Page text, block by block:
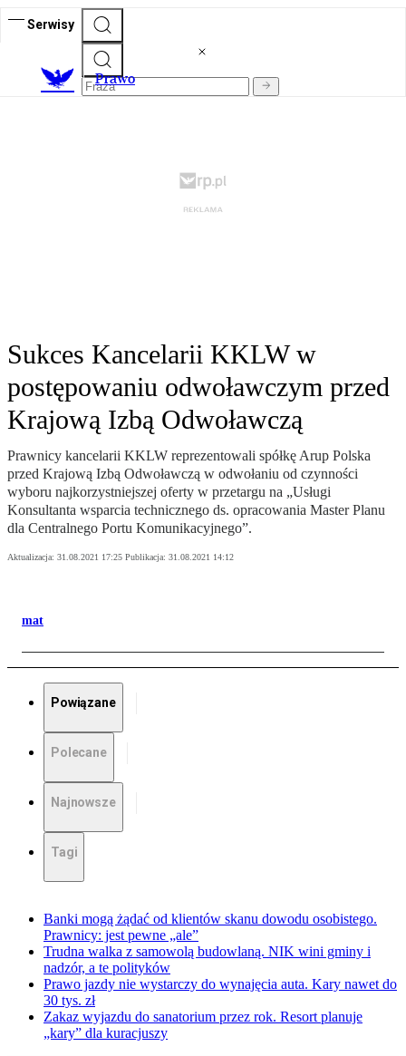
Serwisy
Prawo
Sukces Kancelarii KKLW w
postępowaniu odwoławczym przed
Krajową Izbą Odwoławczą
Prawnicy kancelarii KKLW reprezentowali spółkę Arup Polska
przed Krajową Izbą Odwoławczą w odwołaniu od czynności
wyboru najkorzystniejszej oferty w przetargu na „Usługi
Konsultanta wsparcia technicznego ds. opracowania Master Planu
dla Centralnego Portu Komunikacyjnego”.
Aktualizacja: 31.08.2021 17:25 Publikacja: 31.08.2021 14:12
mat
Powiązane
Polecane
Najnowsze
Tagi
Banki mogą żądać od klientów skanu dowodu osobistego.
Prawnicy: jest pewne „ale”
Trudna walka z samowolą budowlaną. NIK wini gminy i
nadzór, a te polityków
Prawo jazdy nie wystarczy do wynajęcia auta. Kary nawet do
30 tys. zł
Zakaz wyjazdu do sanatorium przez rok. Resort planuje
„kary” dla kuracjuszy